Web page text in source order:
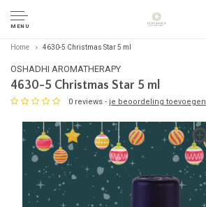
MENU
Home 4630-5 Christmas Star 5 ml
OSHADHI AROMATHERAPY
4630-5 Christmas Star 5 ml
0 reviews - je beoordeling toevoegen